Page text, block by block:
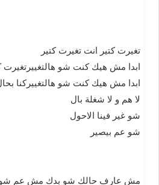
تغيرت كتير انت تغيرت كتير
ابدا مش هيك كنت شو هالتغييرتغيرت
ابدا مش هيك كنت شو هالتغييركنا
لا هم و لا شغلة بال
شو غير فينا الاحول
شو عم بيصير
مش عارف حالك شو بدك مش عم